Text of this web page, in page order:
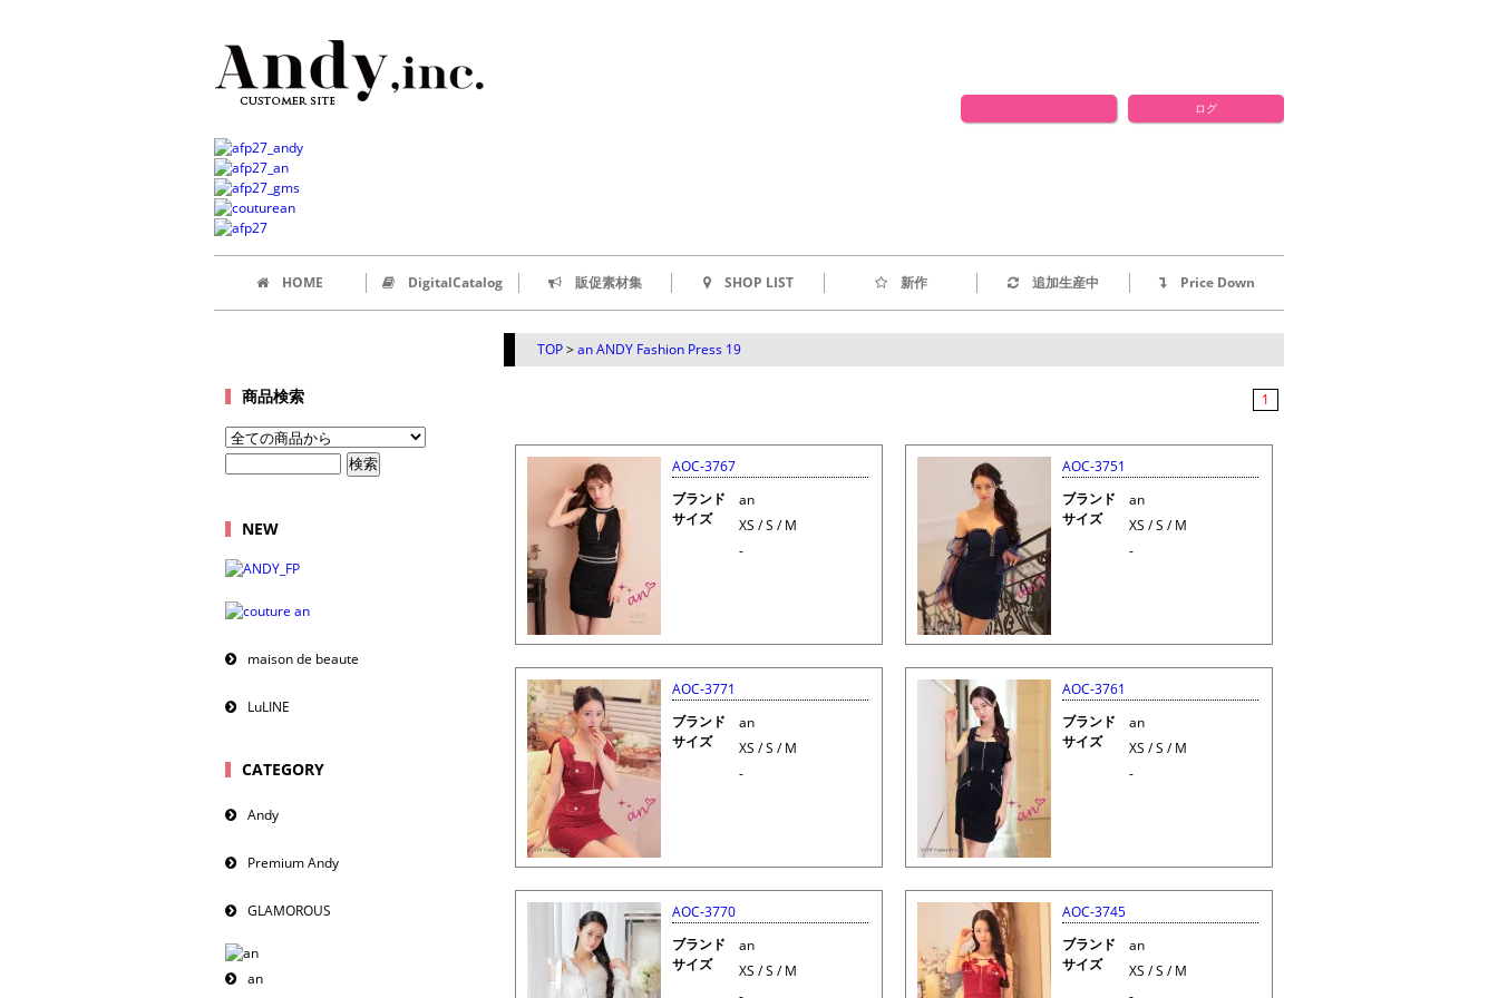
ログ
HOME DigitalCatalog 販促素材集 SHOP LIST 新作 追加生産中 Price Down
商品検索
NEW
maison de beaute
LuLINE
CATEGORY
Andy
Premium Andy
GLAMOROUS
an
TOP>an ANDY Fashion Press 19
1
an
XS / S / M
-
AOC-3767
ブランド
サイズ
an
XS / S / M
-
AOC-3751
ブランド
サイズ
an
XS / S / M
-
AOC-3771
ブランド
サイズ
an
XS / S / M
-
AOC-3761
ブランド
サイズ
an
XS / S / M
AOC-3770
ブランド
サイズ
an
XS / S / M
AOC-3745
ブランド
サイズ